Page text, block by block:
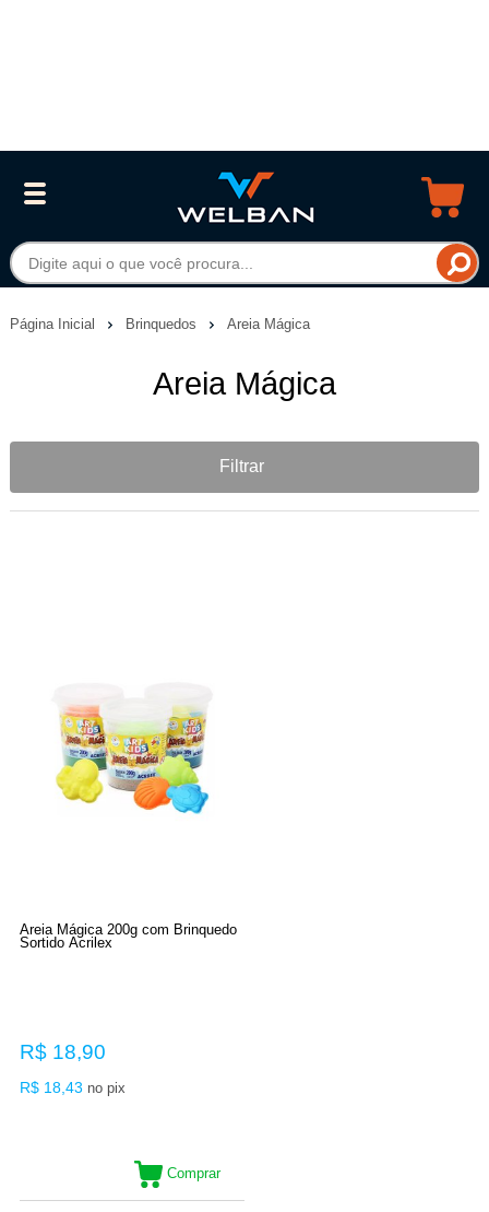
Página Inicial Brinquedos Areia Mágica
Areia Mágica
Filtrar
Areia Mágica 200g com Brinquedo
Sortido Acrilex
R$ 18,90
R$ 18,43 no pix
Comprar